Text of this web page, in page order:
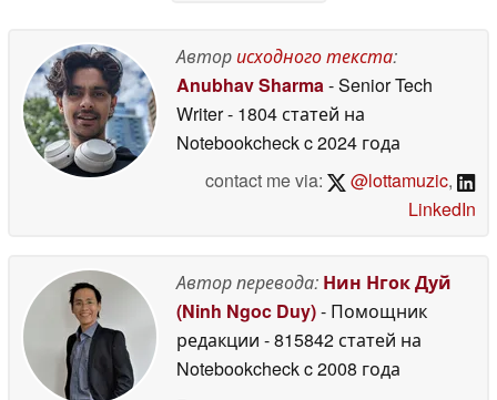
2026
Авторисходного текста:
Anubhav Sharma- Senior Tech
Writer- 1804 статей на
Notebookcheckc 2024 года
contact me via:
@lottamuzic,
LinkedIn
Автор перевода: Нин Нгок Дуй
(Ninh Ngoc Duy)- Помощник
редакции - 815842 статей на
Notebookcheckc 2008 года